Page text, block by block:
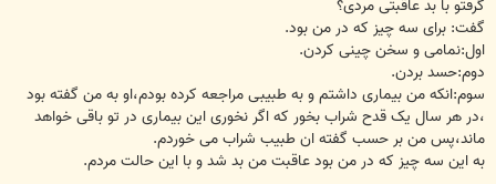
گرفتو با بد عاقبتی مردی؟
گفت: برای سه چیز که در من بود.
اول:نمامی و سخن چینی کردن.
دوم:حسد بردن.
سوم:انکه من بیماری داشتم و به طبیبی مراجعه کرده بودم،او به من گفته بود
،در هر سال یک قدح شراب بخور که اگر نخوری این بیماری در تو باقی خواهد
ماند،پس من بر حسب گفته ان طبیب شراب می خوردم.
به این سه چیز که در من بود عاقبت من بد شد و با این حالت مردم.